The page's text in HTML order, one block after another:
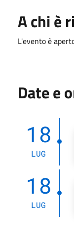
A chi è
L'evento è
Date e
18
LUG
18
LUG